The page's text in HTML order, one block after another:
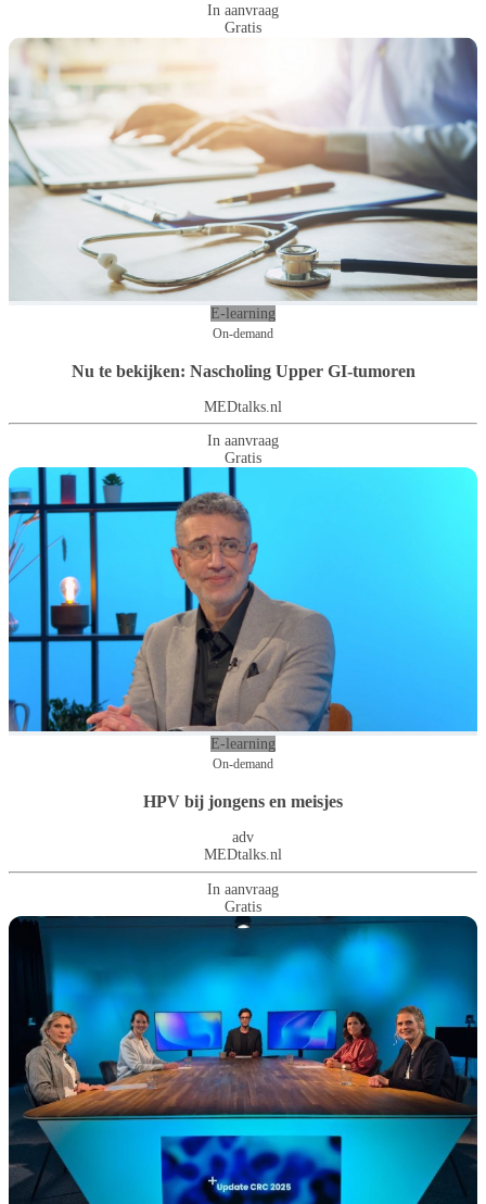
In aanvraag
Gratis
E-learning
On-demand
Nu te bekijken: Nascholing Upper GI-tumoren
MEDtalks.nl
In aanvraag
Gratis
E-learning
On-demand
HPV bij jongens en meisjes
adv
MEDtalks.nl
In aanvraag
Gratis